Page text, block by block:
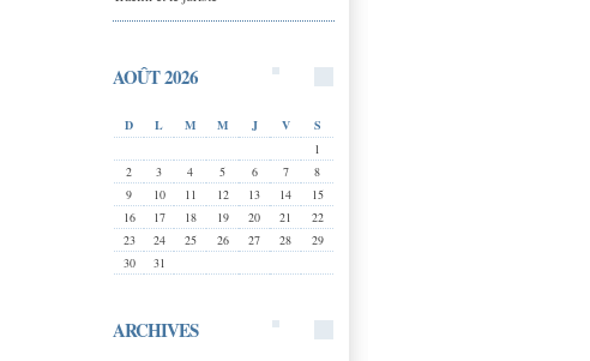
AOÛT 2026
D L M M J V
S
1
2
3 4 5 6 7
8
9
10 11 12 13 14
15
16
17 18 19 20 21
22
23
24 25 26 27 28
29
30
31
ARCHIVES